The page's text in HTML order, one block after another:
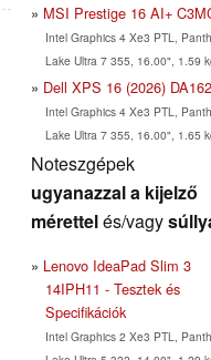
MSI Prestige 16 AI+
Intel Graphics 4 Xe3 PTL,
Lake Ultra 7 355, 16.00", 1.59
Dell XPS 16 (2026)
Intel Graphics 4 Xe3 PTL,
Lake Ultra 7 355, 16.00", 1.65
Noteszgépek
ugyanazzal a kijelző
mérettelés/vagy
Lenovo IdeaPad Slim 3
14IPH11 - Tesztek és
Specifikációk
Intel Graphics 2 Xe3 PTL,